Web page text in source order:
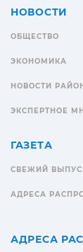
НОВОСТИ
ОБЩЕСТВО
ЭКОНОМИКА
НОВОСТИ
ЭКСПЕРТНОЕ
ГАЗЕТА
СВЕЖИЙ
АДРЕСА
АДРЕСА